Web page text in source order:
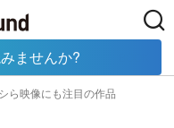
TECH
ら映像にも注目の作品
ませんか?